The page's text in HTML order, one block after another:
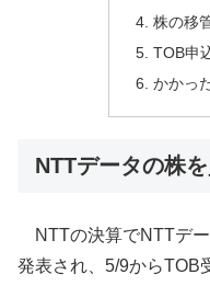
株の移
TOB申
かかっ
NTTデータの株を
NTTの決算でNTTデー
発表され、5/9からTOB